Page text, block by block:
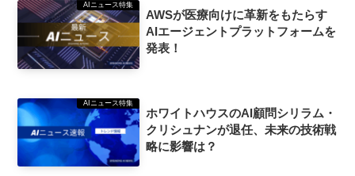
AIニュース特集
AWSが医療向けに革新をもたらす
AIエージェントプラットフォームを
発表！
AIニュース特集
ホワイトハウスのAI顧問シリラム・
クリシュナンが退任、未来の技術戦
略に影響は？